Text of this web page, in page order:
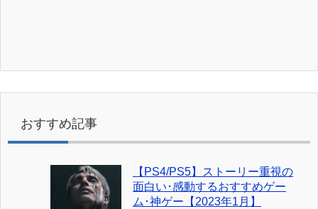
おすすめ記事
【PS4/PS5】ストーリー重視の
面白い･感動するおすすめゲー
ム･神ゲー【2023年1月】